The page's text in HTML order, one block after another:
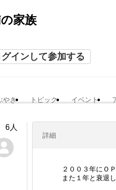
家族
グインして参加する
やき トピック イベント
詳細
２００３年にＯ
また１年と衰退
6人